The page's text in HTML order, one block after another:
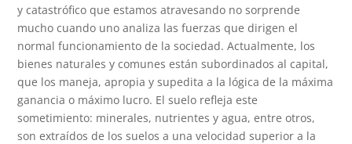
y catastrófico que estamos atravesando no sorprende
mucho cuando uno analiza las fuerzas que dirigen el
normal funcionamiento de la sociedad. Actualmente, los
bienes naturales y comunes están subordinados al capital,
que los maneja, apropia y supedita a la lógica de la máxima
ganancia o máximo lucro. El suelo refleja este
sometimiento: minerales, nutrientes y agua, entre otros,
son extraídos de los suelos a una velocidad superior a la